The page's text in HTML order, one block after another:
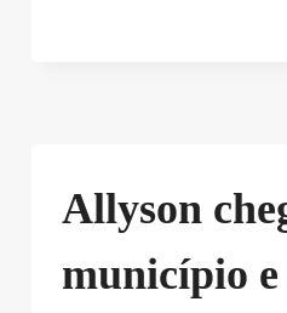
Allyson
município e